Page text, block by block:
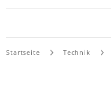
Startseite Technik